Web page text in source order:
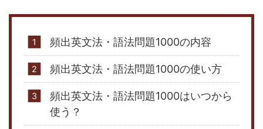
頻出英文法・語法問題1000の内容
頻出英文法・語法問題1000の使い方
頻出英文法・語法問題1000はいつから
使う？